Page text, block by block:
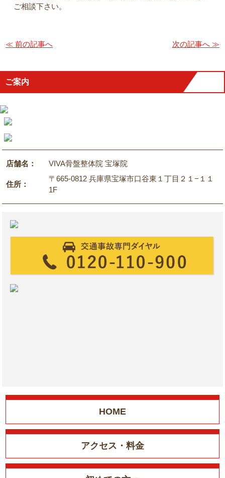
ご相談下さい。
≪ 前の記事へ 次の記事へ ≫
ご案内
店舗名： VIVA骨盤整体院 宝塚院
住所：
〒665-0812 兵庫県宝塚市口谷東１丁目２１−１１
1F
HOME
アクセス・料金